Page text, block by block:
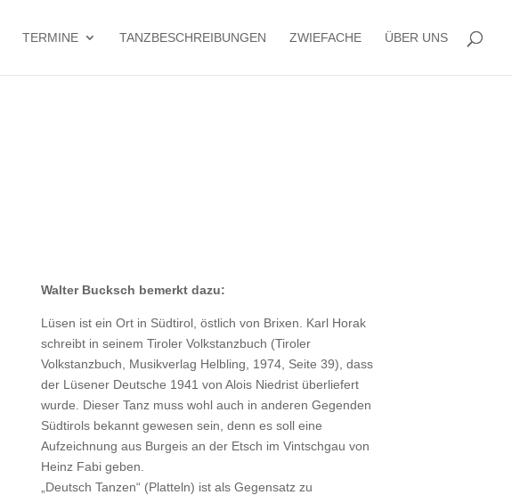
TERMINE TANZBESCHREIBUNGEN ZWIEFACHE ÜBER UNS
Walter Bucksch bemerkt dazu:
Lüsen ist ein Ort in Südtirol, östlich von Brixen. Karl Horak
schreibt in seinem Tiroler Volkstanzbuch (Tiroler
Volkstanzbuch, Musikverlag Helbling, 1974, Seite 39), dass
der Lüsener Deutsche 1941 von Alois Niedrist überliefert
wurde. Dieser Tanz muss wohl auch in anderen Gegenden
Südtirols bekannt gewesen sein, denn es soll eine
Aufzeichnung aus Burgeis an der Etsch im Vintschgau von
Heinz Fabi geben.
„Deutsch Tanzen“ (Platteln) ist als Gegensatz zu